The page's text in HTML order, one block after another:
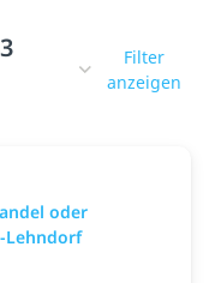
Filter
anzeigen
oder
Lehndorf